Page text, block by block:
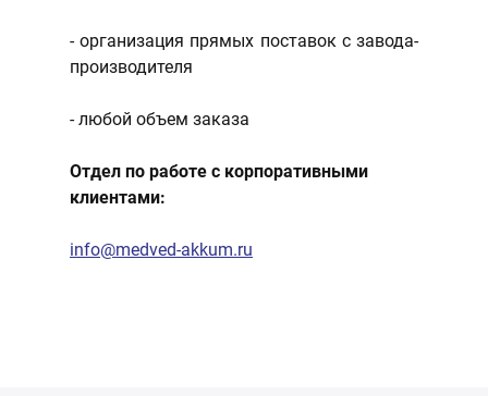
- организация прямых поставок с завода-
производителя
- любой объем заказа
Отдел по работе с корпоративными
клиентами:
info@medved-akkum.ru